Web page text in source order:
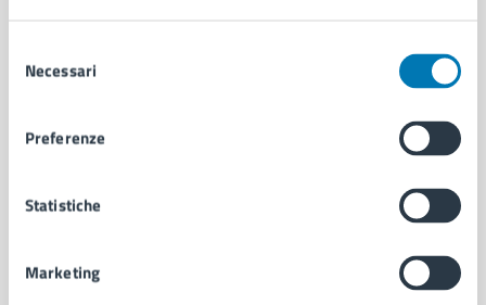
delNecessari
Preferenze
Statistiche
Marketing
Enti e fondazioni
Documenti e dati
Ambiente